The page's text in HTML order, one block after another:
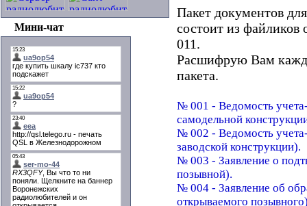
Мини-чат
Пакет документов
состоит из
011.
Расшифрую Вам
пакета.
№ 001 - Ведомость
самодельной
№ 002 - Ведомость
заводской конструкции).
№ 003 - Заявление о
позывной).
№ 004 - Заявление об
открываемого